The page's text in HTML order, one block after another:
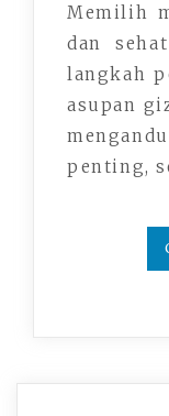
Memilih
dan
langkah
asupan
penting,